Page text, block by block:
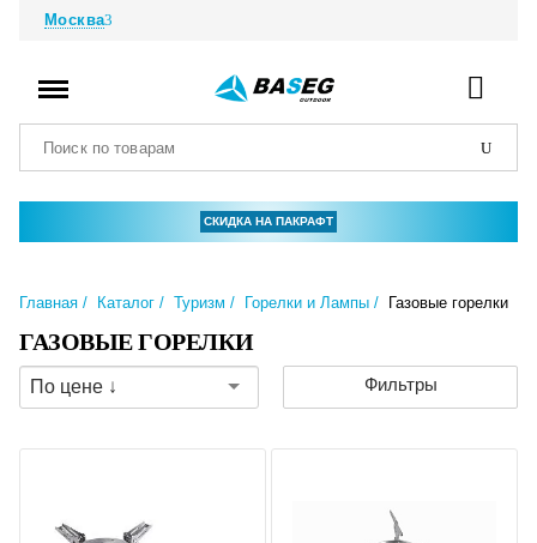
Москва
СКИДКА НА ПАКРАФТ
Главная Каталог Туризм Горелки и Лампы Газовые горелки
ГАЗОВЫЕ ГОРЕЛКИ
По цене ↓ Фильтры